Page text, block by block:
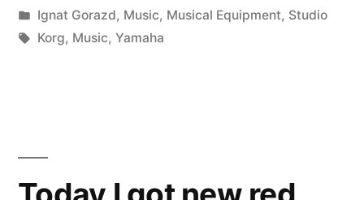
by
Posted
in
Ignat Gorazd, Music, Musical Equipment, Studio
Tags:
Korg, Music, Yamaha